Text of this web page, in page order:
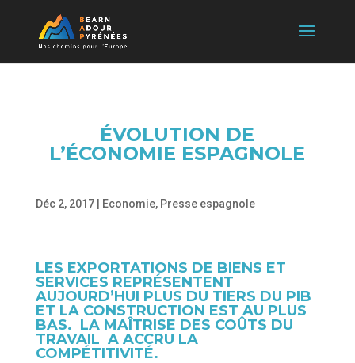
ÉVOLUTION DE
L’ÉCONOMIE ESPAGNOLE
Déc 2, 2017| Economie, Presse espagnole
LES EXPORTATIONS DE BIENS ET
SERVICES REPRÉSENTENT
AUJOURD’HUI PLUS DU TIERS DU PIB
ET LA CONSTRUCTION EST AU PLUS
BAS. LA MAÎTRISE DES COÛTS DU
TRAVAIL A ACCRU LA
COMPÉTITIVITÉ.